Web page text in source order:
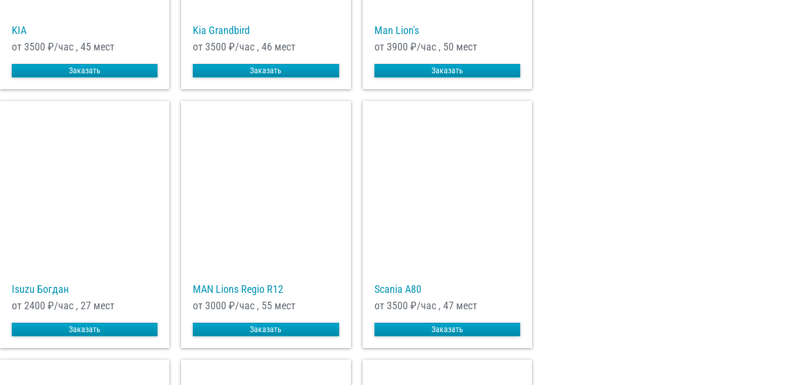
KIA
от 3500 ₽/час , 45 мест
Заказать
Kia Grandbird
от 3500 ₽/час , 46 мест
Заказать
Man Lion's
от 3900 ₽/час , 50 мест
Заказать
Isuzu Богдан
от 2400 ₽/час , 27 мест
Заказать
MAN Lions Regio R12
от 3000 ₽/час , 55 мест
Заказать
Scania A80
от 3500 ₽/час , 47 мест
Заказать